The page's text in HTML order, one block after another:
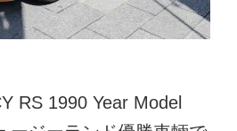
RS 1990 Year Model